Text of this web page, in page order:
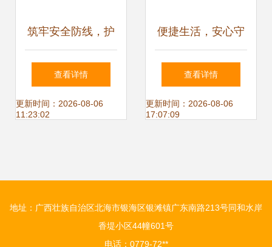
筑牢安全防线，护
航成长之路——增
江街召开小学、幼
查看详情
更新时间：2026-08-06
11:23:02
便捷生活，安心守
护 快捷运服务中心
的多元化服务解析
查看详情
更新时间：2026-08-06
17:07:09
地址：广西壮族自治区北海市银海区银滩镇广东南路213号同和水岸
香堤小区44幢601号
电话：0779-72**